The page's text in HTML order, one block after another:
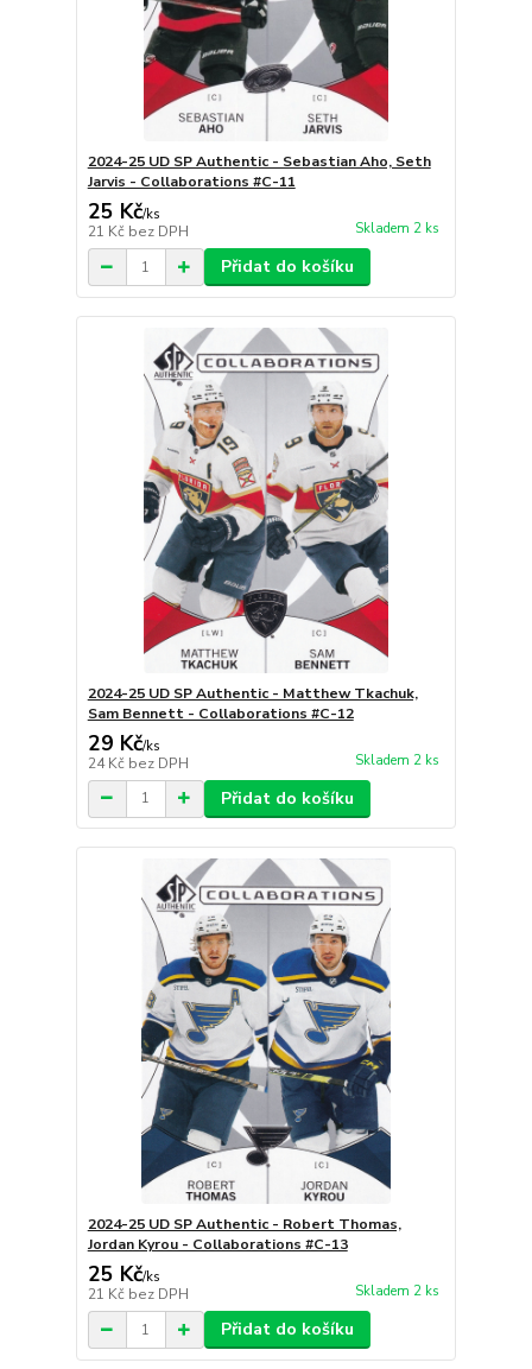
2024-25 UD SP Authentic - Sebastian Aho, Seth
Jarvis - Collaborations #C-11
25 Kč/ks
21 Kč bez DPH Skladem 2 ks
Přidat do košíku
2024-25 UD SP Authentic - Matthew Tkachuk,
Sam Bennett - Collaborations #C-12
29 Kč/ks
24 Kč bez DPH Skladem 2 ks
Přidat do košíku
2024-25 UD SP Authentic - Robert Thomas,
Jordan Kyrou - Collaborations #C-13
25 Kč/ks
21 Kč bez DPH Skladem 2 ks
Přidat do košíku